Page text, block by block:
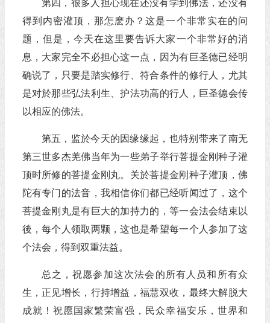
第四，很多人担心现在还没有学到佛法，还没有
得到内密灌顶，那怎麽办？这是一个非常实在的问
题，但是，今天在这里要告诉大家一个非常好的消
息，大家完全不必担心这一点，因为有巨圣德已经明
确说了，只要是踏实修行、符合条件的修行人，尤其
是对於那些弘法利生、护法功高的行人，巨圣德会传
以相应的佛法。
第五，监於今天的因缘缘起，也特别带来了南无
第三世多杰羌佛当年为一些弟子举行菩提金刚种子灌
顶时所修的菩提金刚丸。关於菩提金刚种子灌顶，佛
陀有专门的法音，我相信你们都已经听闻过了，这个
菩提金刚丸是有巨大的加持力的，等一会法会结束以
後，每个人领取两颗，这也是希望每一个人参加了这
个法会，得到双重法益。
总之，祝愿参加这次法会的所有人员和所有众
生，正见增长，行持增益，福慧双收，最终大解脱大
成就！祝愿国家繁荣富强，民众幸福安乐，世界和